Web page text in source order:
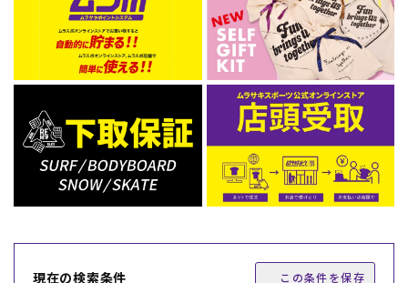
現在の検索条件 この条件を保存